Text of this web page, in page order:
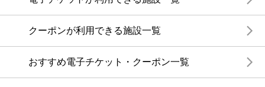
クーポンが利用できる施設一覧
おすすめ電子チケット・クーポン一覧